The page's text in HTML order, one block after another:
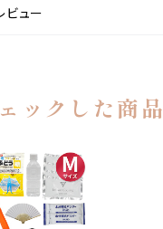
ビュー
ックした商品